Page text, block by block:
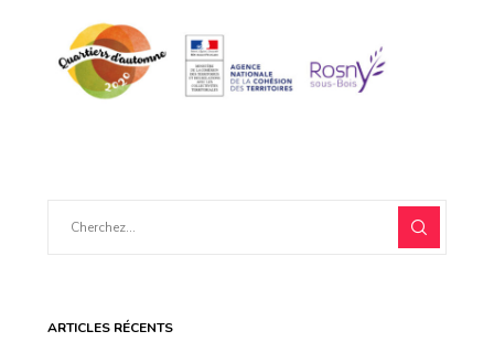
ARTICLES RÉCENTS